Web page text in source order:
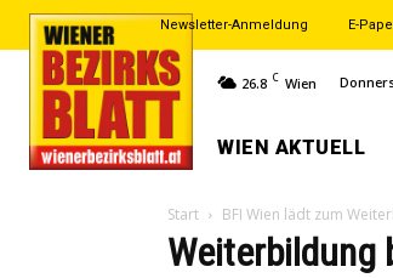
Newsletter-Anmeldung E-
26.8 C Wien
WIEN AKTUELL
Start BFI Wien lädt zum
Weiterbildung